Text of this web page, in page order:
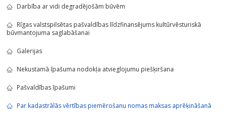
Darbība ar vidi degradējošām būvēm
Rīgas valstspilsētas pašvaldības līdzfinansējums kultūrvēsturiskā
būvmantojuma saglabāšanai
Galerijas
Nekustamā īpašuma nodokļa atvieglojumu piešķiršana
Pašvaldības īpašumi
Par kadastrālās vērtības piemērošanu nomas maksas aprēķināšanā